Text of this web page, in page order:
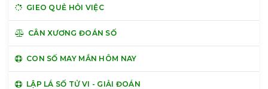
GIEO QUẺ HỎI VIỆC
CÂN XƯƠNG ĐOÁN SỐ
CON SỐ MAY MẮN HÔM NAY
LẬP LÁ SỐ TỬ VI - GIẢI ĐOÁN